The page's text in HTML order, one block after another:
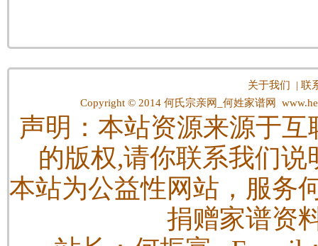
关于我们 |联
Copyright © 2014 何氏宗亲网_何姓家谱网
声明：本站资源来源于
的版权,请你联系我们
本站为公益性网站，服务
捐赠家谱资